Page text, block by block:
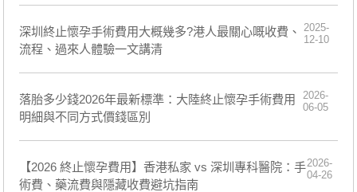
深圳終止懷孕手術費用大概幾多?港人最關心嘅收費、
流程、過來人體驗一文講清
2025-
12-10
落胎多少錢2026年最新標準：大陸終止懷孕手術費用
明細與不同方式價錢區別
2026-
06-05
【2026 終止懷孕費用】香港私家 vs 深圳專科醫院：手
術費、藥流費與隱藏收費避坑指南
2026-
04-26